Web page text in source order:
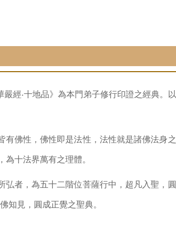
‧十地品》為本門弟子修行印證之經典。以
佛性，佛性即是法性，法性就是諸佛法身之
十法界萬有之理體。
，為五十二階位菩薩行中，超凡入聖，
知見，圓成正覺之聖典。